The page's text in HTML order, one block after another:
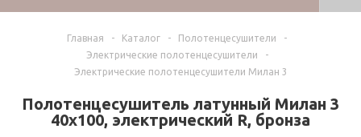
Главная - Каталог - Полотенцесушители
-
Электрические полотенцесушители
-
Электрические полотенцесушители Милан 3
Полотенцесушитель латунный Милан 3
40х100, электрический R, бронза